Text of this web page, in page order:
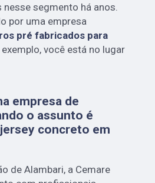
segmento há anos.
por uma empresa
pré fabricados para
exemplo, você está no lugar
empresa de
o assunto é
concreto em
de Alambari, a Cemare